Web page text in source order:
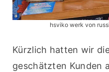
hsviko werk von
Kürzlich hatten wir
geschätzten Kunden